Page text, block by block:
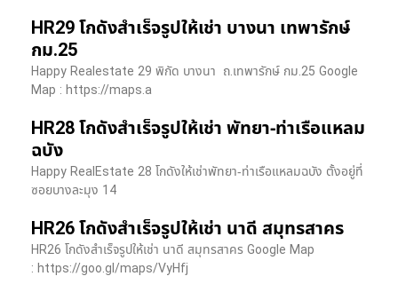
HR29 โกดังสำเร็จรูปให้เช่า บางนา เทพารักษ์
กม.25
Happy Realestate 29 พิกัด บางนา​ ถ.เทพารักษ์ กม.25 Google
Map : ​https://maps.a
HR28 โกดังสำเร็จรูปให้เช่า พัทยา-ท่าเรือแหลม
ฉบัง
Happy RealEstate 28 โกดังให้เช่าพัทยา-ท่าเรือแหลมฉบัง ตั้งอยู่ที่
ซอยบางละมุง 14
HR26 โกดังสำเร็จรูปให้เช่า นาดี สมุทรสาคร
HR26 โกดังสำเร็จรูปให้เช่า นาดี สมุทรสาคร Google Map
: https://goo.gl/maps/VyHfj